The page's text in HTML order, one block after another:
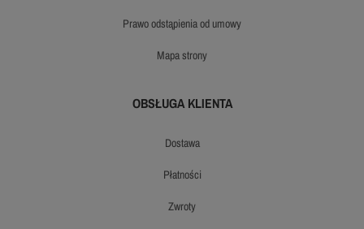
prawo odstąpienia od umowy
mapa strony
OBSŁUGA KLIENTA
dostawa
płatności
zwroty